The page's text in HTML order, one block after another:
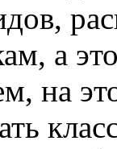
а
на